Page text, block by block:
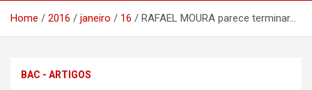
Home 2016 janeiro 16 RAFAEL MOURA parece terminar…
BAC - ARTIGOS